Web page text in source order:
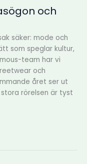
och
säker: mode och
som speglar kultur,
team har vi
och
året ser ut
rörelsen är tyst